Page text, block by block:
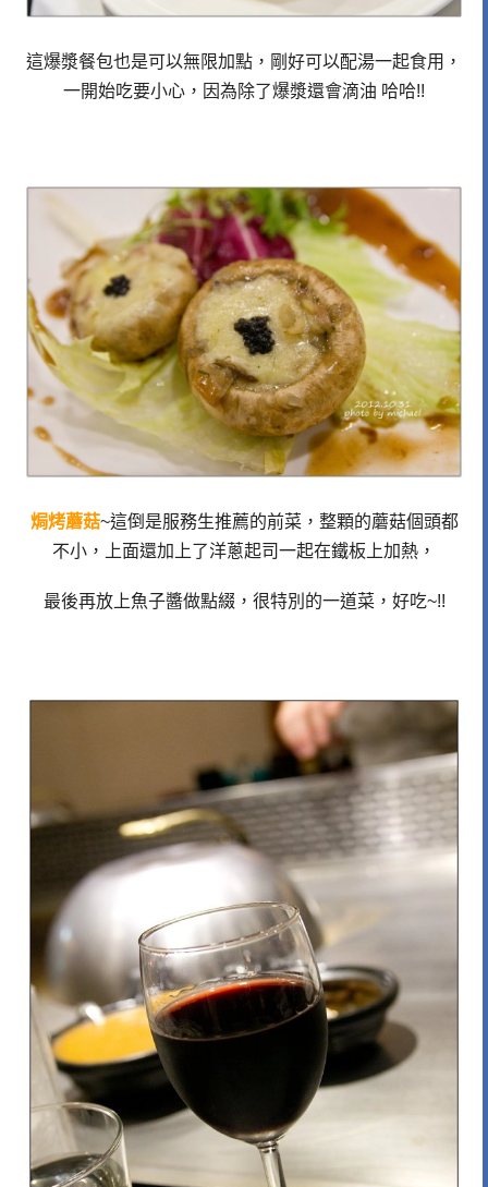
這爆漿餐包也是可以無限加點，剛好可以配湯一起食用，
一開始吃要小心，因為除了爆漿還會滴油 哈哈!!
焗烤蘑菇~這倒是服務生推薦的前菜，整顆的蘑菇個頭都
不小，上面還加上了洋蔥起司一起在鐵板上加熱，
最後再放上魚子醬做點綴，很特別的一道菜，好吃~!!